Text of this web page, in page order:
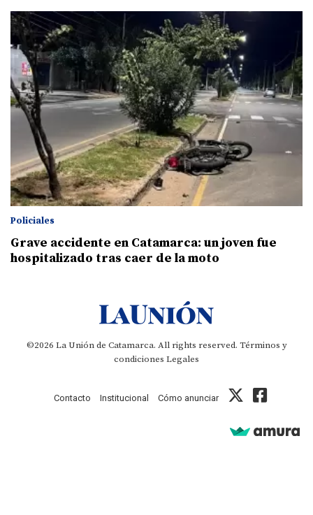
Policiales
Grave accidente en Catamarca: un joven fue
hospitalizado tras caer de la moto
©2026 La Unión de Catamarca. All rights reserved. Términos y
condiciones Legales
Contacto Institucional Cómo anunciar